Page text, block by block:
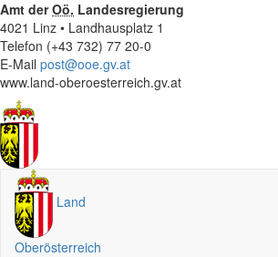
Amt derOö. Landesregierung
4021 Linz • Landhausplatz 1
Telefon (+43 732) 77 20-0
E-Mail post@ooe.gv.at
www.land-oberoesterreich.gv.at
Land
Oberösterreich